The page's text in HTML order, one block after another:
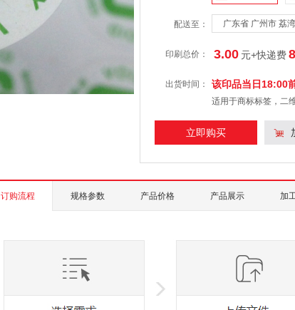
配送至： 广东省 广州市 荔
印刷总价： 3.00 元+快递费8
出货时间： 该印品当日18:00
适用于商标标签，二
立即购买
订购流程 规格参数 产品价格 产品展示 加